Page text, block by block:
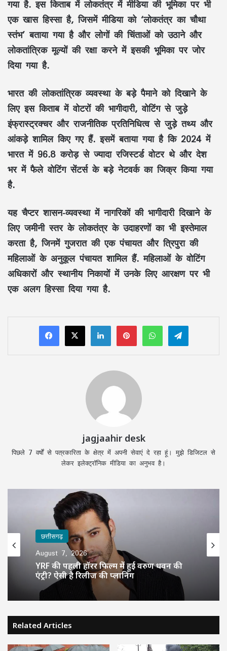
गया है. इस किताब में लोकतंत्र में मीडिया की भूमिका पर भी
एक खास हिस्सा है, जिसमें मीडिया को ‘लोकतंत्र का चौथा
स्तंभ’ बताया गया है और लोगों की चिंताओं को उठाने और
लोकतांत्रिक मूल्यों की रक्षा करने में इसकी भूमिका पर जोर
दिया गया है.
भारत की लोकतांत्रिक व्यवस्था के बड़े पैमाने को दिखाने के
लिए इस किताब में वोटरों की भागीदारी, वोटिंग से जुड़े
इंफ्रास्ट्रक्चर और राजनीतिक प्रतिनिधित्व से जुड़े तथ्य और
आंकड़े शामिल किए गए हैं. इसमें बताया गया है कि 2024 में
भारत में 96.8 करोड़ से ज्यादा रजिस्टर्ड वोटर थे और देश
भर में फैले वोटिंग सेंटर्स के बड़े नेटवर्क का जिक्र किया गया
है.
यह चैप्टर शासन-व्यवस्था में नागरिकों की भागीदारी दिखाने के
लिए जमीनी स्तर के लोकतंत्र के उदाहरणों का भी इस्तेमाल
करता है, जिनमें गुजरात की एक पंचायत और त्रिपुरा की
महिलाओं के अनुकूल पंचायत शामिल हैं. महिलाओं के वोटिंग
अधिकारों और स्थानीय निकायों में उनके लिए आरक्षण पर भी
एक अलग हिस्सा दिया गया है.
LinkedInPinterestWhatsAppTelegram
jagjaahir desk
पिछले 7 वर्षों से पत्रकारिता के क्षेत्र में अपनी सेवाएं दे रहा हूं। मुझे डिजिटल से
लेकर इलेक्ट्रॉनिक मीडिया का अनुभव है।
छत्तीसगढ़
August 7, 2026
YRF की पहली हॉरर फिल्म में हुई वरुण धवन की
एंट्री? ऐसी है रिलीज की प्लानिंग
Related Articles